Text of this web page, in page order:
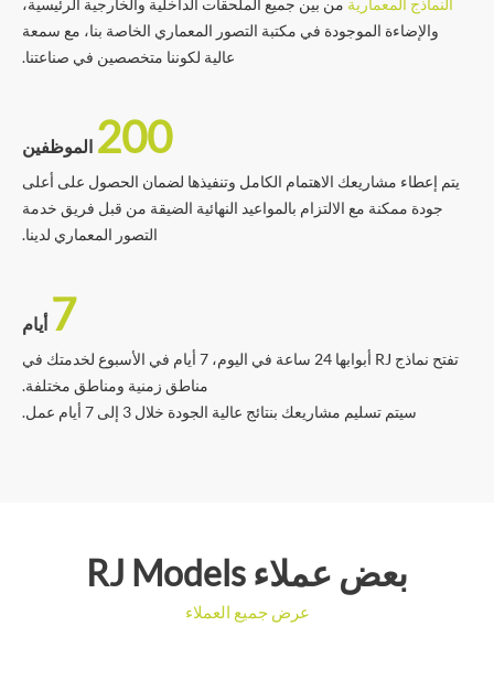
والإضاءة الموجودة في مكتبة التصور المعماري الخاصة بنا، مع سمعة
عالية لكوننا متخصصين في صناعتنا.
200 الموظفين
يتم إعطاء مشاريعك الاهتمام الكامل وتنفيذها لضمان الحصول على أعلى
جودة ممكنة مع الالتزام بالمواعيد النهائية الضيقة من قبل فريق خدمة
التصور المعماري لدينا.
7 أيام
تفتح نماذج RJ أبوابها 24 ساعة في اليوم، 7 أيام في الأسبوع لخدمتك في
مناطق زمنية ومناطق مختلفة.
سيتم تسليم مشاريعك بنتائج عالية الجودة خلال 3 إلى 7 أيام عمل.
بعض عملاء RJ Models
عرض جميع العملاء